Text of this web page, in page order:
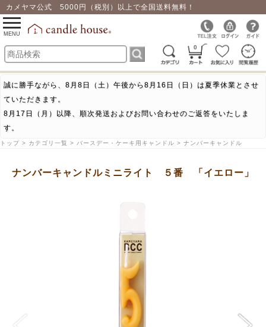
カメヤマ公式 5000円（税別）以上で全国送料無料！
0
toggle
navigation
MENU
誠に勝手ながら、8月8日（土）午後から8月16日（日）は夏季休業とさせ
ていただきます。
8月17日（月）以降、順次発送およびお問い合わせのご返答をいたしま
す。
トップ > カテゴリ一覧 > バースデー・ケーキ用キャンドル > ナンバーキャンドル
ナンバーキャンドルミニライト ５番 「イエロー」